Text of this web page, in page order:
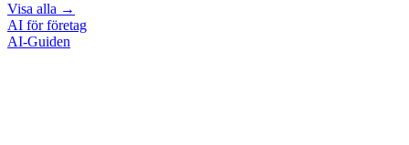
Visa alla →
AI för företag
AI-Guiden